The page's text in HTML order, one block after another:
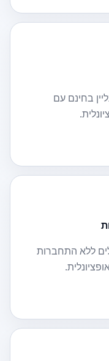
בחינם עם
ללא התחברות